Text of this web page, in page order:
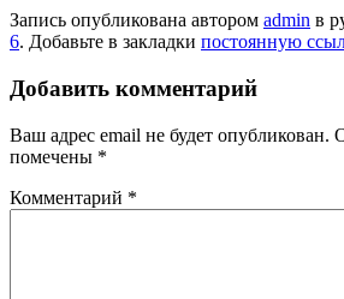
Запись опубликована автором admin в
6. Добавьте в закладки постоянную
Добавить комментарий
Ваш адрес email не будет опубликован.
помечены *
Комментарий *